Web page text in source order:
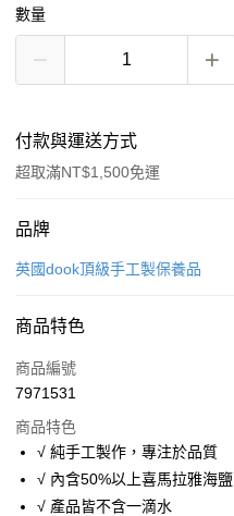
數量
付款與運送方式
超取滿NT$1,500免運
付款方式
信用卡一次付款
Apple Pay
悠遊付
ATM付款
品牌
英國dook頂級手工製保養品
商品特色
商品編號
7971531
商品特色
√ 純手工製作，專注於品質
√ 內含50%以上喜馬拉雅海鹽
√ 產品皆不含一滴水